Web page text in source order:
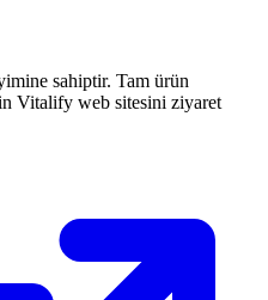
sahiptir. Tam ürün
Vitalify web sitesini ziyaret